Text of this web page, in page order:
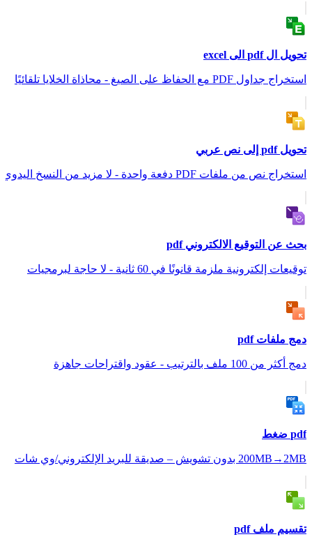
تحويل ال pdf الى excel
استخراج جداول PDF مع الحفاظ على الصيغ - محاذاة الخلايا تلقائيًا
تحويل pdf إلى نص عربي
استخراج نص من ملفات PDF دفعة واحدة - لا مزيد من النسخ اليدوي
بحث عن التوقيع الالكتروني pdf
توقيعات إلكترونية ملزمة قانونًا في 60 ثانية - لا حاجة لبرمجيات
دمج ملفات pdf
دمج أكثر من 100 ملف بالترتيب - عقود واقتراحات جاهزة
pdf ضغط
200MB→2MB بدون تشويش – صديقة للبريد الإلكتروني/وي شات
تقسيم ملف pdf